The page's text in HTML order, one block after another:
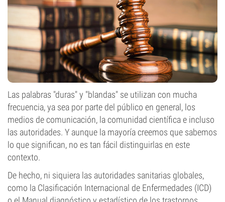
Las palabras "duras" y "blandas" se utilizan con mucha
frecuencia, ya sea por parte del público en general, los
medios de comunicación, la comunidad científica e incluso
las autoridades. Y aunque la mayoría creemos que sabemos
lo que significan, no es tan fácil distinguirlas en este
contexto.
De hecho, ni siquiera las autoridades sanitarias globales,
como la Clasificación Internacional de Enfermedades (ICD)